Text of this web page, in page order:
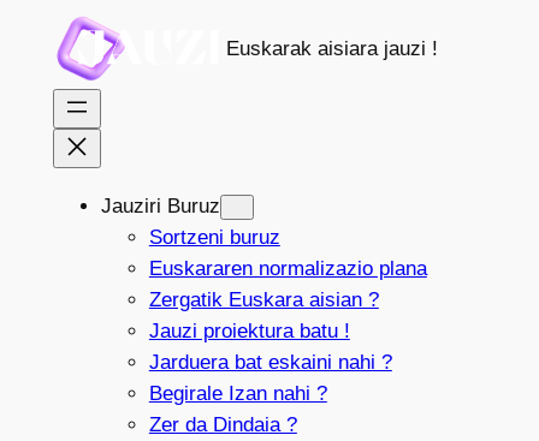
edukira
Euskarak aisiara jauzi !
Jauziri Buruz
Sortzeni buruz
Euskararen normalizazio plana
Zergatik Euskara aisian ?
Jauzi proiektura batu !
Jarduera bat eskaini nahi ?
Begirale Izan nahi ?
Zer da Dindaia ?